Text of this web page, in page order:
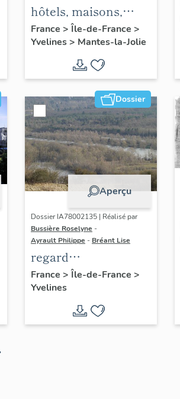
hôtels, maisons,
immeubles
France > Île-de-France >
Yvelines> Mantes-la-Jolie
Dossier
Aperçu
Dossier IA78002135 | Réalisé par
Bussière Roselyne -
Ayrault Philippe - Bréant Lise
regard
photographique sur
le territoire de Seine-
France > Île-de-France >
Yvelines